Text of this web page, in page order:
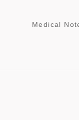
Medical